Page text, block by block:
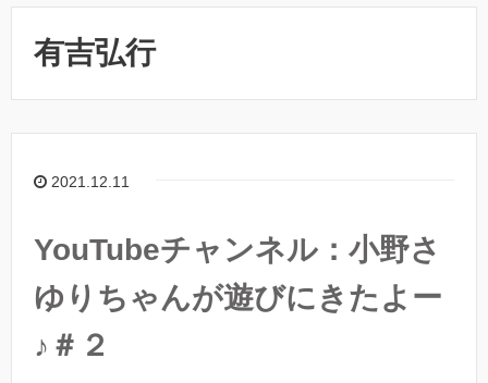
有吉弘行
2021.12.11
YouTubeチャンネル：小野さ
ゆりちゃんが遊びにきたよー
♪＃２